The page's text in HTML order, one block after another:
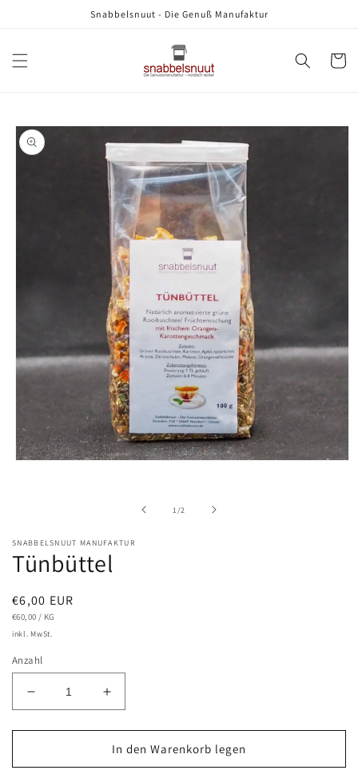
Snabbelsnuut - Die Genuß Manufaktur
1 /von
2
SNABBELSNUUT MANUFAKTUR
Tünbüttel
Normaler
Preis
€6,00 EUR
GRUNDPREIS
€60,00 / PRO
KG
inkl. MwSt.
Anzahl
Verringere
die
Menge
Tünbüttel
Erhöhe
die
Menge
für
Tünbüttel
In den Warenkorb legen